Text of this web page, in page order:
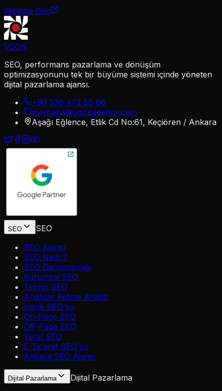
İletişime Geç
VOON
SEO, performans pazarlama ve dönüşüm
optimizasyonunu tek bir büyüme sistemi içinde yöneten
dijital pazarlama ajansı.
+90 536 472 86 66
merhaba@voonagency.com
Aşağı Eğlence, Etlik Cd No:61, Keçiören / Ankara
SEO
SEO
SEO Ajansı
SEO Nedir?
SEO Danışmanlığı
Kurumsal SEO
Teknik SEO
Anahtar Kelime Analizi
İçerik SEO'su
On-Page SEO
Off-Page SEO
Yerel SEO
E-Ticaret SEO'su
Ankara SEO Ajansı
Dijital Pazarlama
Dijital Pazarlama